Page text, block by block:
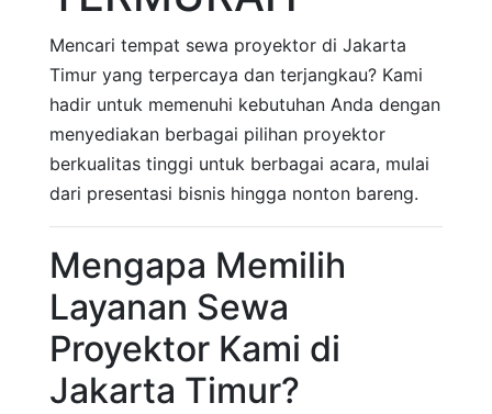
Mencari tempat sewa proyektor di Jakarta
Timur yang terpercaya dan terjangkau? Kami
hadir untuk memenuhi kebutuhan Anda dengan
menyediakan berbagai pilihan proyektor
berkualitas tinggi untuk berbagai acara, mulai
dari presentasi bisnis hingga nonton bareng.
Mengapa Memilih
Layanan Sewa
Proyektor Kami di
Jakarta Timur?